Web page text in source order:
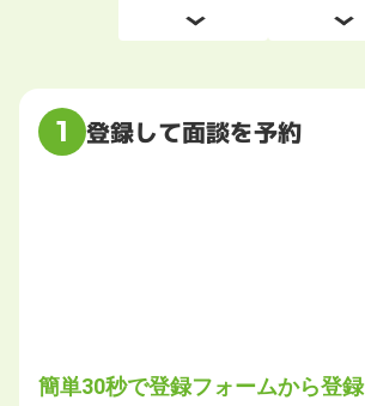
1 登録して面談を予約
簡単30秒で登録フォームから登録